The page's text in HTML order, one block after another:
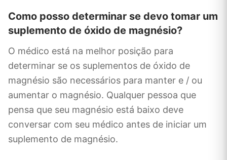
Como posso determinar se devo tomar um
suplemento de óxido de magnésio?
O médico está na melhor posição para
determinar se os suplementos de óxido de
magnésio são necessários para manter e / ou
aumentar o magnésio. Qualquer pessoa que
pensa que seu magnésio está baixo deve
conversar com seu médico antes de iniciar um
suplemento de magnésio.